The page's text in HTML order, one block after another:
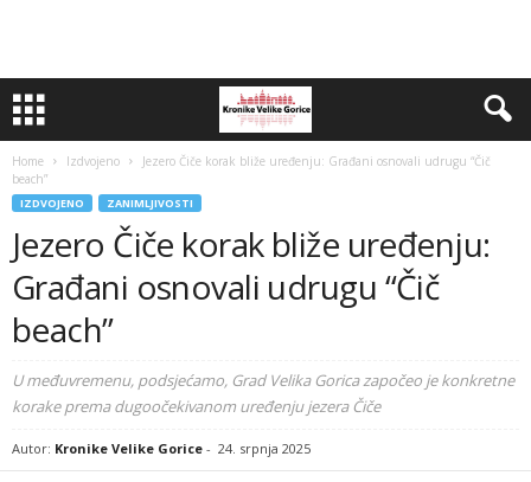
Home Izdvojeno
Jezero Čiče korak bliže uređenju: Građani osnovali udrugu “Čič
beach”
IZDVOJENO ZANIMLJIVOSTI
Jezero Čiče korak bliže uređenju:
Građani osnovali udrugu “Čič
beach”
U međuvremenu, podsjećamo, Grad Velika Gorica započeo je konkretne
korake prema dugoočekivanom uređenju jezera Čiče
Autor: Kronike Velike Gorice - 24. srpnja 2025